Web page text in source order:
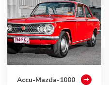
Accu-Mazda-1000